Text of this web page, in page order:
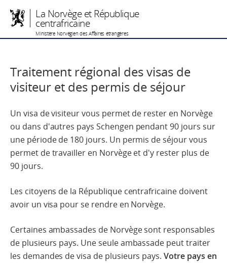
La Norvège et République
centrafricaine
Ministère Norvégien des Affaires étrangères
Traitement régional des visas de
visiteur et des permis de séjour
Un visa de visiteur vous permet de rester en Norvège
ou dans d'autres pays Schengen pendant 90 jours sur
une période de 180 jours. Un permis de séjour vous
permet de travailler en Norvège et d'y rester plus de
90 jours.
Les citoyens de la République centrafricaine doivent
avoir un visa pour se rendre en Norvège.
Certaines ambassades de Norvège sont responsables
de plusieurs pays. Une seule ambassade peut traiter
les demandes de visa de plusieurs pays.Votre pays en